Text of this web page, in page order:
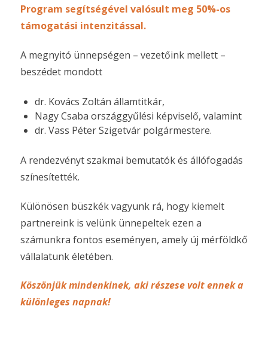
Program segítségével valósult meg 50%-os
támogatási intenzitással.
A megnyitó ünnepségen – vezetőink mellett –
beszédet mondott
dr. Kovács Zoltán államtitkár,
Nagy Csaba országgyűlési képviselő, valamint
dr. Vass Péter Szigetvár polgármestere.
A rendezvényt szakmai bemutatók és állófogadás
színesítették.
Különösen büszkék vagyunk rá, hogy kiemelt
partnereink is velünk ünnepeltek ezen a
számunkra fontos eseményen, amely új mérföldkő
vállalatunk életében.
Köszönjük mindenkinek, aki részese volt ennek a
különleges napnak!